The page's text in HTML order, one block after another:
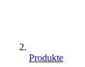
Produkte